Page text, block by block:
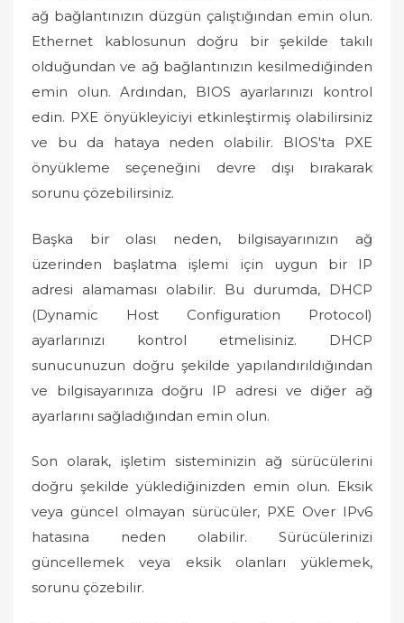
ağ bağlantınızın düzgün çalıştığından emin olun.
Ethernet kablosunun doğru bir şekilde takılı
olduğundan ve ağ bağlantınızın kesilmediğinden
emin olun. Ardından, BIOS ayarlarınızı kontrol
edin. PXE önyükleyiciyi etkinleştirmiş olabilirsiniz
ve bu da hataya neden olabilir. BIOS'ta PXE
önyükleme seçeneğini devre dışı bırakarak
sorunu çözebilirsiniz.
Başka bir olası neden, bilgisayarınızın ağ
üzerinden başlatma işlemi için uygun bir IP
adresi alamaması olabilir. Bu durumda, DHCP
(Dynamic Host Configuration Protocol)
ayarlarınızı kontrol etmelisiniz. DHCP
sunucunuzun doğru şekilde yapılandırıldığından
ve bilgisayarınıza doğru IP adresi ve diğer ağ
ayarlarını sağladığından emin olun.
Son olarak, işletim sisteminizin ağ sürücülerini
doğru şekilde yüklediğinizden emin olun. Eksik
veya güncel olmayan sürücüler, PXE Over IPv6
hatasına neden olabilir. Sürücülerinizi
güncellemek veya eksik olanları yüklemek,
sorunu çözebilir.